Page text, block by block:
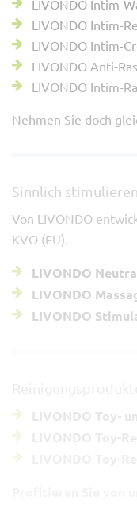
LIVONDO Intim-
LIVONDO Intim-
LIVONDO Intim-
LIVONDO Anti-
LIVONDO Intim-
Nehmen Sie doch
Sinnlich
Von LIVONDO
KVO (EU).
LIVONDO
LIVONDO
LIVONDO
LIVONDO Toy-